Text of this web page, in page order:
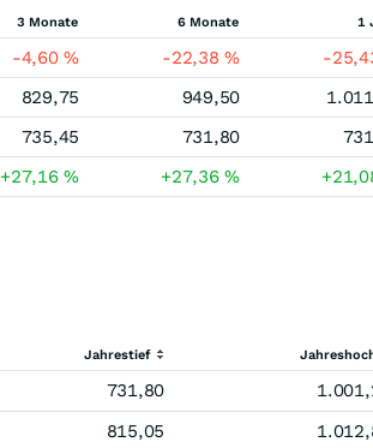
3 Monate 6 Monate 1
-4,60% -22,38% -
829,75 949,50
735,45 731,80
+27,16% +27,36%
Jahrestief
731,80
815,05